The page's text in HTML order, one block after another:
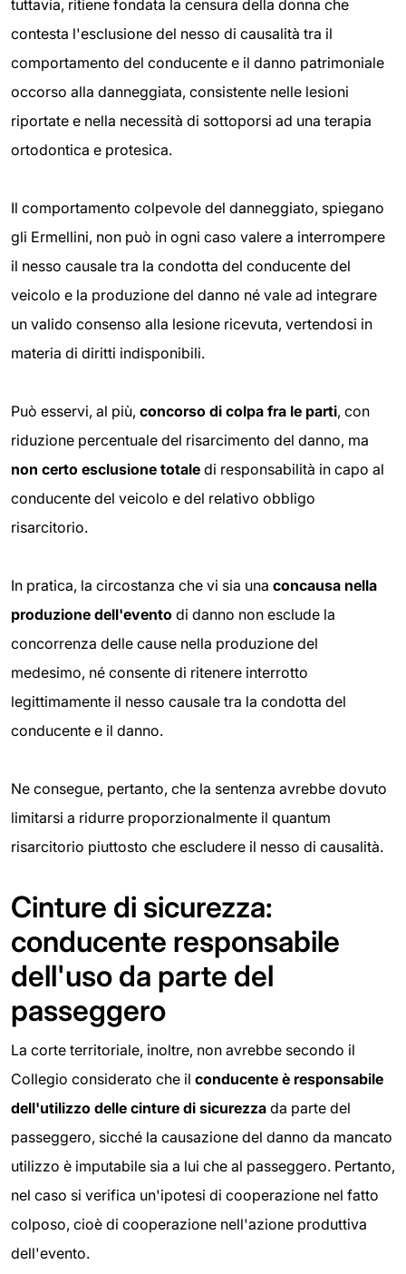
tuttavia, ritiene fondata la censura della donna che
contesta l'esclusione del nesso di causalità tra il
comportamento del conducente e il danno patrimoniale
occorso alla danneggiata, consistente nelle lesioni
riportate e nella necessità di sottoporsi ad una terapia
ortodontica e protesica.
Il comportamento colpevole del danneggiato, spiegano
gli Ermellini, non può in ogni caso valere a interrompere
il nesso causale tra la condotta del conducente del
veicolo e la produzione del danno né vale ad integrare
un valido consenso alla lesione ricevuta, vertendosi in
materia di diritti indisponibili.
Può esservi, al più, concorso di colpa fra le parti, con
riduzione percentuale del risarcimento del danno, ma
non certo esclusione totale di responsabilità in capo al
conducente del veicolo e del relativo obbligo
risarcitorio.
In pratica, la circostanza che vi sia una concausa nella
produzione dell'evento di danno non esclude la
concorrenza delle cause nella produzione del
medesimo, né consente di ritenere interrotto
legittimamente il nesso causale tra la condotta del
conducente e il danno.
Ne consegue, pertanto, che la sentenza avrebbe dovuto
limitarsi a ridurre proporzionalmente il quantum
risarcitorio piuttosto che escludere il nesso di causalità.
Cinture di sicurezza:
conducente responsabile
dell'uso da parte del
passeggero
La corte territoriale, inoltre, non avrebbe secondo il
Collegio considerato che il conducente è responsabile
dell'utilizzo delle cinture di sicurezza da parte del
passeggero, sicché la causazione del danno da mancato
utilizzo è imputabile sia a lui che al passeggero. Pertanto,
nel caso si verifica un'ipotesi di cooperazione nel fatto
colposo, cioè di cooperazione nell'azione produttiva
dell'evento.